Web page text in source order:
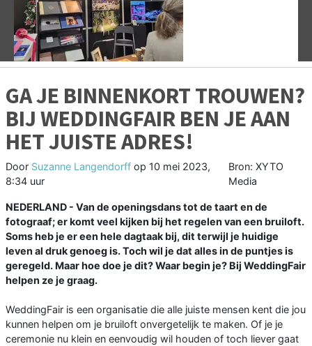
Vorige
GA JE BINNENKORT TROUWEN?
BIJ WEDDINGFAIR BEN JE AAN
HET JUISTE ADRES!
Door Suzanne Langendorff op 10 mei 2023,
8:34 uur
Bron: XYTO
Media
NEDERLAND - Van de openingsdans tot de taart en de
fotograaf; er komt veel kijken bij het regelen van een bruiloft.
Soms heb je er een hele dagtaak bij, dit terwijl je huidige
leven al druk genoeg is. Toch wil je dat alles in de puntjes is
geregeld. Maar hoe doe je dit? Waar begin je? Bij WeddingFair
helpen ze je graag.
WeddingFair is een organisatie die alle juiste mensen kent die jou
kunnen helpen om je bruiloft onvergetelijk te maken. Of je je
ceremonie nu klein en eenvoudig wil houden of toch liever gaat